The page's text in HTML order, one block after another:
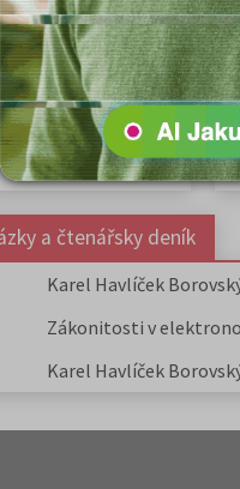
a čtenářsky deník
Karel Havlíček
Zákonitosti v
Karel Havlíček